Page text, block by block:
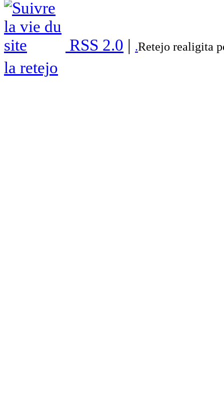
RSS 2.0 | .Retejo realigita
la retejo